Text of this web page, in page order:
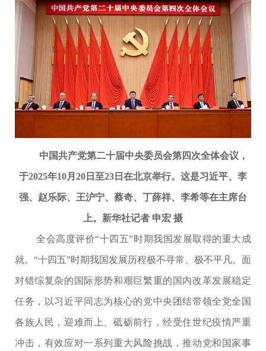
中国共产党第二十届中央委员会第四次全体会议，
于2025年10月20日至23日在北京举行。这是习近平、李
强、赵乐际、王沪宁、蔡奇、丁薛祥、李希等在主席台
上。新华社记者 申宏 摄
全会高度评价“十四五”时期我国发展取得的重大成
就。“十四五”时期我国发展历程极不寻常、极不平凡。面
对错综复杂的国际形势和艰巨繁重的国内改革发展稳定
任务，以习近平同志为核心的党中央团结带领全党全国
各族人民，迎难而上、砥砺前行，经受住世纪疫情严重
冲击，有效应对一系列重大风险挑战，推动党和国家事